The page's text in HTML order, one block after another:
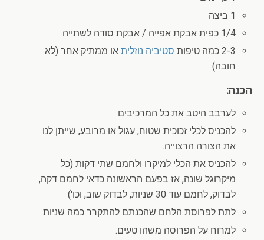
1 ביצה
1/4 כפית אבקת אפייה / אבקת סודה לשתייה
2-3 כמה טיפות
סטיביה נוזלית או ממתיק אחר (לא
חובה)
הכנה:
לערבב היטב את כל המרכיבים.
להכניס לכלי זכוכית שטוח, עגול או מרובע, שייתן לנו
את הצורה הרצוייה.
להכניס את הכלי למיקרו ולחמם שתי דקות (כל
מיקרוגל שונה, אז בפעם הראשונה כדאי לחמם דקה,
לבדוק, לחמם עוד 30 שניות, לבדוק שוב, וכו')
לתת לפרוסת הלחם שהכנתם להתקרר כמה שניות.
למרוח על הפרוסה משהו טעים.